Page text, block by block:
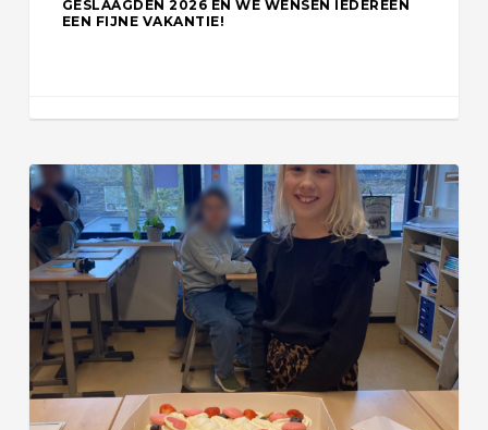
GESLAAGDEN 2026 EN WE WENSEN IEDEREEN
EEN FIJNE VAKANTIE!
Lexi
wint
prijsvraag
tijdens
open
dag
JPT